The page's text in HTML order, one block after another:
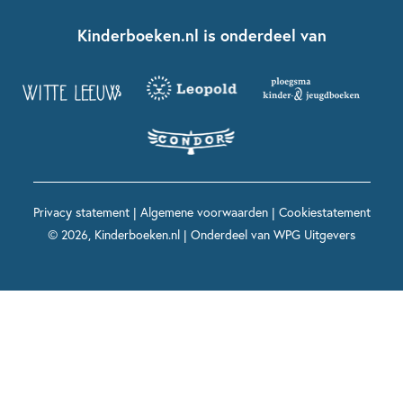
Kinderboeken diversiteit
Grappige kinderboeken
Spannende kinderboeken
Boekentips 12+ jaar
Voor volwassenen
Spekkie en Sproet
Maxi & Helium
Voor het onderwijs
Kinderboeken.nl is onderdeel van
Privacy statement| Algemene voorwaarden| Cookiestatement
© 2026, Kinderboeken.nl | Onderdeel van WPG Uitgevers